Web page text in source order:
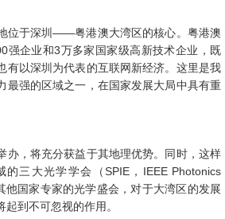
位于深圳——粤港澳大湾区的核心。粤港澳
强企业和3万多家国家级高新技术企业，既
有以深圳为代表的互联网新经济。这里是我
最强的区域之一，在国家发展大局中具有重
办，将充分获益于其地理优势。同时，这样
的三大光学学会（ SPIE， IEEE Photonics
他国家专家的光学盛会，对于大湾区的发展
到不可忽视的作用。